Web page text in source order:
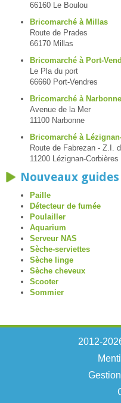
66160 Le Boulou
Bricomarché à Millas
Route de Prades
66170 Millas
Bricomarché à Port-
Le Pla du port
66660 Port-Vendres
Bricomarché à Narbonne
Avenue de la Mer
11100 Narbonne
Bricomarché à
Route de Fabrezan - Z.I.
11200 Lézignan-Corbières
Nouveaux
Paille
Détecteur de fumée
Poulailler
Aquarium
Serveur NAS
Sèche-serviettes
Sèche linge
Sèche cheveux
Scooter
Sommier
2012-